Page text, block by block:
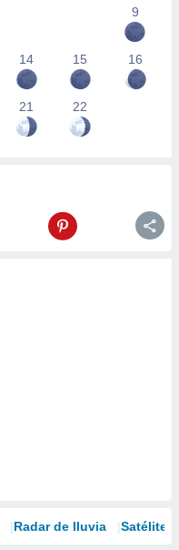
9
14 15 16
21 22
Radar de lluvia Satélites